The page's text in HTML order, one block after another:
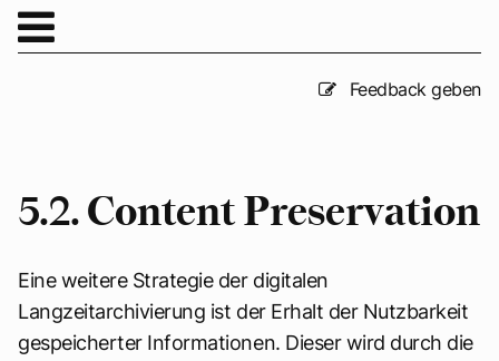
Feedback geben
5.2. Content Preservation
Eine weitere Strategie der digitalen
Langzeitarchivierung ist der Erhalt der Nutzbarkeit
gespeicherter Informationen. Dieser wird durch die